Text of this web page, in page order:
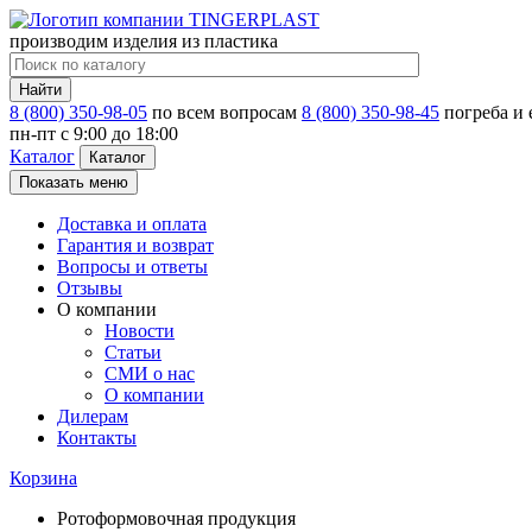
производим изделия из пластика
Найти
8 (800) 350-98-05 по всем вопросам 8 (800) 350-98-45 погреба и
пн-пт c 9:00 до 18:00
Каталог
Каталог
Показать меню
Доставка и оплата
Гарантия и возврат
Вопросы и ответы
Отзывы
О компании
Новости
Статьи
СМИ о нас
О компании
Дилерам
Контакты
Корзина
Ротоформовочная продукция